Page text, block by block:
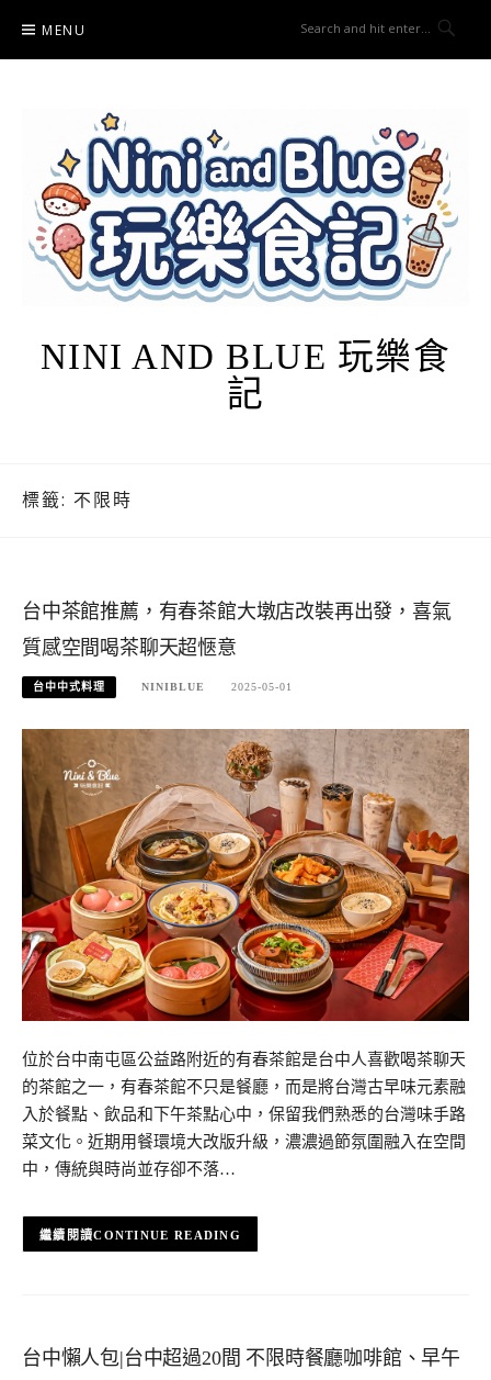
content
MENU
NINI AND BLUE 玩樂食
記
標籤: 不限時
台中茶館推薦，有春茶館大墩店改裝再出發，喜氣
質感空間喝茶聊天超愜意
台中中式料理 NINIBLUE 2025-05-01
位於台中南屯區公益路附近的有春茶館是台中人喜歡喝茶聊天
的茶館之一，有春茶館不只是餐廳，而是將台灣古早味元素融
入於餐點、飲品和下午茶點心中，保留我們熟悉的台灣味手路
菜文化。近期用餐環境大改版升級，濃濃過節氛圍融入在空間
中，傳統與時尚並存卻不落…
CONTINUE READING
台中懶人包|台中超過20間 不限時餐廳咖啡館、早午